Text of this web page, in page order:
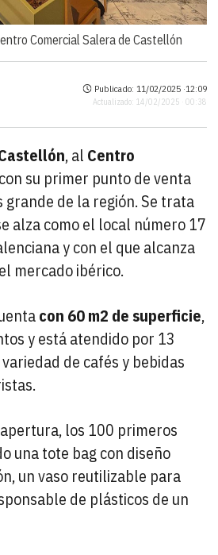
Comercial Salera de Castellón
Publicado: 11/02/2025 ·12:09
Actualizado: 14/02/2025 · 00:38
, al Centro
su primer punto de venta
grande de la región. Se trata
alza como el local número 17
y con el que alcanza
mercado ibérico.
con 60 m2 de superficie,
y está atendido por 13
de cafés y bebidas
los 100 primeros
una tote bag con diseño
un vaso reutilizable para
de plásticos de un